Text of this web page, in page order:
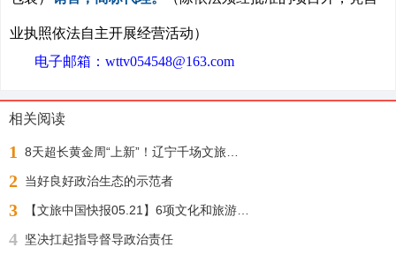
业执照依法自主开展经营活动）
电子邮箱： wttv054548@163.com
相关阅读
1
2 当好良好政治生态的示范者
3
4 坚决扛起指导督导政治责任